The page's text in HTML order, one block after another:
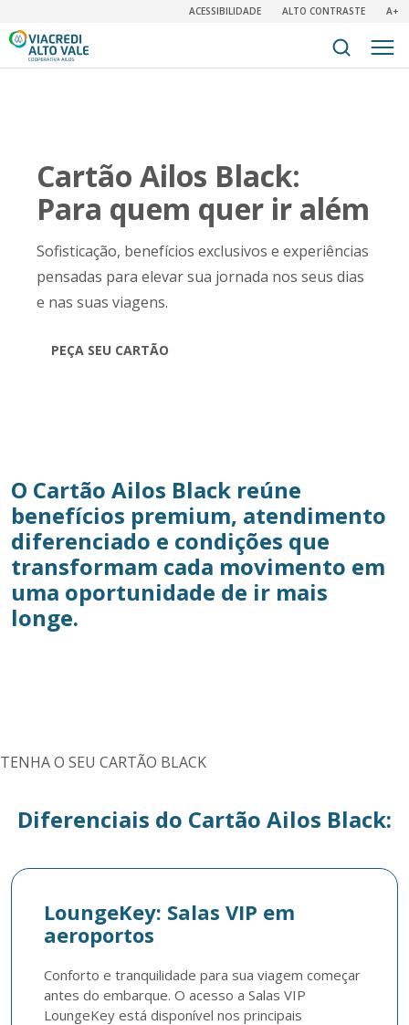
ACESSIBILIDADE ALTO CONTRASTE A+
Cartão Ailos Black:
Para quem quer ir além
Sofisticação, benefícios exclusivos e experiências
pensadas para elevar sua jornada nos seus dias
e nas suas viagens.
PEÇA SEU CARTÃO
O Cartão Ailos Black reúne
benefícios premium, atendimento
diferenciado e condições que
transformam cada movimento em
uma oportunidade de ir mais
longe.
TENHA O SEU CARTÃO BLACK
Diferenciais do Cartão Ailos Black:
LoungeKey: Salas VIP em
aeroportos
Conforto e tranquilidade para sua viagem começar
antes do embarque. O acesso a Salas VIP
LoungeKey está disponível nos principais